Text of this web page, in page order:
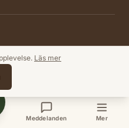
Meddelanden Mer
Läs mer